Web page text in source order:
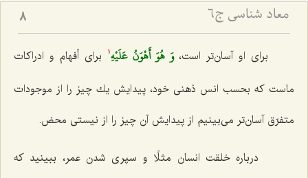
معاد شناسی ج6 8
براى او آسان‌تر است، وَ هُوَ أَهْوَنُ عَلَيْهِ‌1
براى أفهام و ادراكات
ماست كه بحسب انس ذهنى خود، پیدایش یك چیز را از موجودات
متفرّق آسان‌تر مى‌بینیم از پیدایش آن چیز را از نیستى محض.
درباره خلقت انسان مثلًا و سپرى شدن عمر، ببینید كه